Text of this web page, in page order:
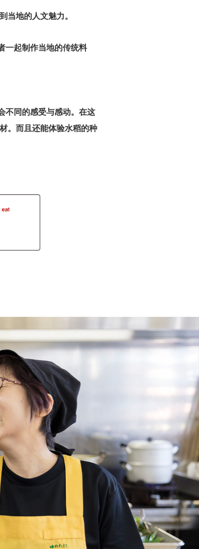
地的人文魅力。
一起制作当地的传统料
不同的感受与感动。在这
。而且还能体验水稻的种